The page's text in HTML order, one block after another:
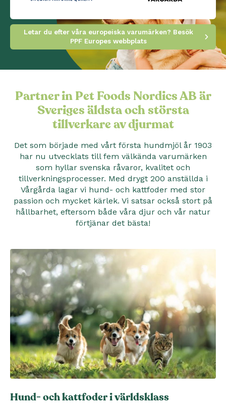
Letar du efter våra europeiska varumärken? Besök
PPF Europes webbplats
Partner in Pet Foods Nordics AB är
Sveriges äldsta och största
tillverkare av djurmat
Det som började med vårt första hundmjöl år 1903
har nu utvecklats till fem välkända varumärken
som hyllar svenska råvaror, kvalitet och
tillverkningsprocesser. Med drygt 200 anställda i
Vårgårda lagar vi hund- och kattfoder med stor
passion och mycket kärlek. Vi satsar också stort på
hållbarhet, eftersom både våra djur och vår natur
förtjänar det bästa!
Hund- och kattfoder i världsklass